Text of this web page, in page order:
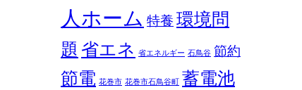
人ホーム 特養環境問
題 省エネ 省エネルギー 石鳥谷 節約
節電 花巻市 花巻市石鳥谷町 蓄電池